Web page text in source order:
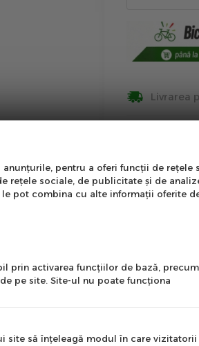
Livrarea
Plata
Institutii
pentru a oferi funcții de rețele
rețele sociale, de publicitate și de
pot combina cu alte informații oferite
prin activarea funcţiilor de bază, precum
pe site. Site-ul nu poate funcţiona
site să înţeleagă modul în care vizitatorii